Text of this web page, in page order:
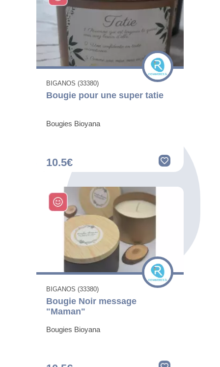
BIGANOS (33380)
Bougie pour une super tatie
Bougies Bioyana
10.5€
BIGANOS (33380)
Bougie Noir message
"Maman"
Bougies Bioyana